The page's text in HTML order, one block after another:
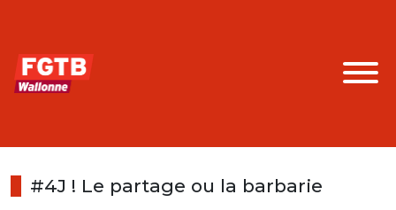
#4J ! Le partage ou la barbarie